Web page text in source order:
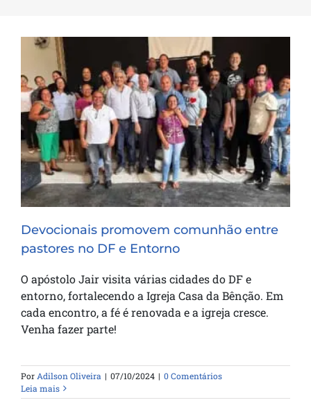
Devocionais promovem comunhão
entre pastores no DF e Entorno
Devocionais promovem comunhão entre
pastores no DF e Entorno
O apóstolo Jair visita várias cidades do DF e
entorno, fortalecendo a Igreja Casa da Bênção. Em
cada encontro, a fé é renovada e a igreja cresce.
Venha fazer parte!
PorAdilson Oliveira | 07/10/2024 | 0 Comentários
Leia mais